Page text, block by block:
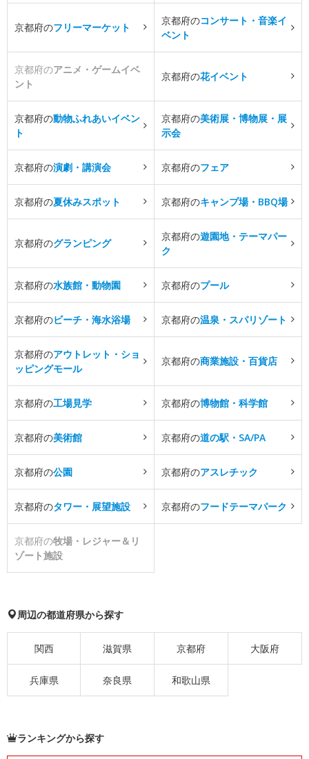
京都府のフリーマーケット
京都府のコンサート・音楽イ
ベント
京都府のアニメ・ゲームイベ
ント
京都府の花イベント
京都府の動物ふれあいイベン
ト
京都府の美術展・博物展・展
示会
京都府の演劇・講演会 京都府のフェア
京都府の夏休みスポット 京都府のキャンプ場・BBQ場
京都府のグランピング
京都府の遊園地・テーマパー
ク
京都府の水族館・動物園 京都府のプール
京都府のビーチ・海水浴場 京都府の温泉・スパリゾート
京都府のアウトレット・ショ
ッピングモール
京都府の商業施設・百貨店
京都府の工場見学 京都府の博物館・科学館
京都府の美術館 京都府の道の駅・SA/PA
京都府の公園 京都府のアスレチック
京都府のタワー・展望施設 京都府のフードテーマパーク
京都府の牧場・レジャー＆リ
ゾート施設
周辺の都道府県から探す
関西 滋賀県 京都府 大阪府
兵庫県 奈良県 和歌山県
ランキングから探す